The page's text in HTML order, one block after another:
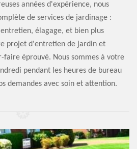
années d'expérience, nous
de services de jardinage :
élagage, et bien plus
projet d'entretien de jardin et
faire éprouvé. Nous sommes à votre
pendant les heures de bureau
demandes avec soin et attention.